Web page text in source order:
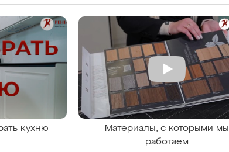
кухню
Материалы, с которыми мы
работаем